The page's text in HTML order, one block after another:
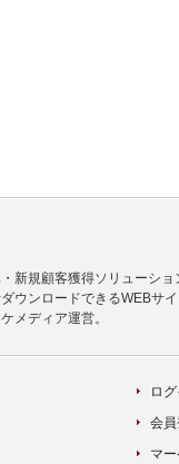
新規顧客獲得ソリューショ
ウンロードできるWEBサ
メディア運営。
ロ
会
マ